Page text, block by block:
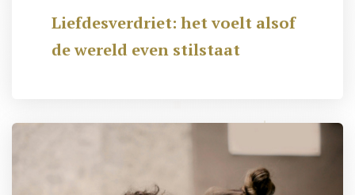
Liefdesverdriet: het voelt alsof
de wereld even stilstaat